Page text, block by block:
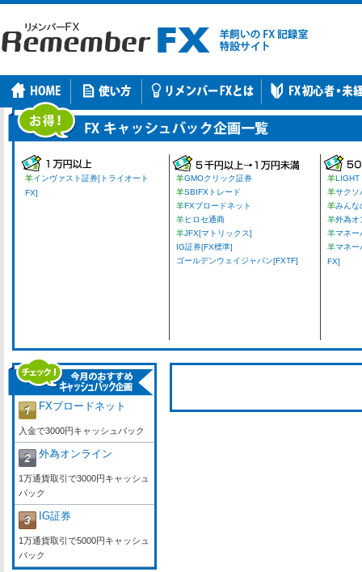
羊インヴァスト証券[トライオート
FX]
羊GMOクリック証券
羊SBIFXトレード
羊FXブロードネット
羊ヒロセ通商
羊JFX[マトリックス]
IG証券[FX標準]
ゴールデンウェイジャパン[FXTF]
羊LIGHT
羊サクソ
羊みんな
羊外為オ
羊マネー
羊マネー
FX]
FXブロードネット
入金で3000円キャッシュバック
外為オンライン
1万通貨取引で3000円キャッシュ
バック
IG証券
1万通貨取引で5000円キャッシュ
バック